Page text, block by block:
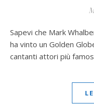
Sapevi che Mark Whalberg aveva una band? E che Madonna
ha vinto un Golden
cantanti attori più